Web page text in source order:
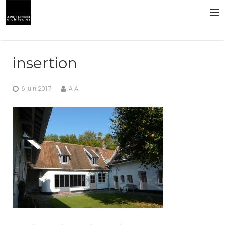
CONTACT
insertion
6 juin 2017 A A